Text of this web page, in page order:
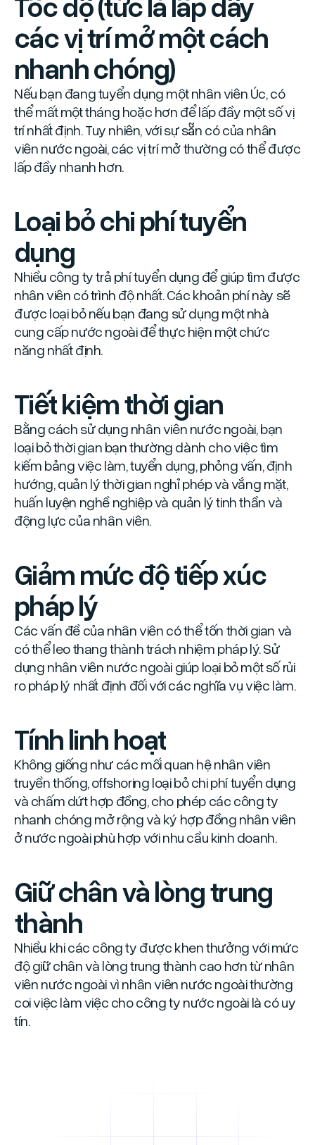
các vị trí mở một cách
nhanh chóng)
Nếu bạn đang tuyển dụng một nhân viên Úc, có
thể mất một tháng hoặc hơn để lấp đầy một số vị
trí nhất định. Tuy nhiên, với sự sẵn có của nhân
viên nước ngoài, các vị trí mở thường có thể được
lấp đầy nhanh hơn.
Loại bỏ chi phí tuyển
dụng
Nhiều công ty trả phí tuyển dụng để giúp tìm được
nhân viên có trình độ nhất. Các khoản phí này sẽ
được loại bỏ nếu bạn đang sử dụng một nhà
cung cấp nước ngoài để thực hiện một chức
năng nhất định.
Tiết kiệm thời gian
Bằng cách sử dụng nhân viên nước ngoài, bạn
loại bỏ thời gian bạn thường dành cho việc tìm
kiếm bảng việc làm, tuyển dụng, phỏng vấn, định
hướng, quản lý thời gian nghỉ phép và vắng mặt,
huấn luyện nghề nghiệp và quản lý tinh thần và
động lực của nhân viên.
Giảm mức độ tiếp xúc
pháp lý
Các vấn đề của nhân viên có thể tốn thời gian và
có thể leo thang thành trách nhiệm pháp lý. Sử
dụng nhân viên nước ngoài giúp loại bỏ một số rủi
ro pháp lý nhất định đối với các nghĩa vụ việc làm.
Tính linh hoạt
Không giống như các mối quan hệ nhân viên
truyền thống, offshoring loại bỏ chi phí tuyển dụng
và chấm dứt hợp đồng, cho phép các công ty
nhanh chóng mở rộng và ký hợp đồng nhân viên
ở nước ngoài phù hợp với nhu cầu kinh doanh.
Giữ chân và lòng trung
thành
Nhiều khi các công ty được khen thưởng với mức
độ giữ chân và lòng trung thành cao hơn từ nhân
viên nước ngoài vì nhân viên nước ngoài thường
coi việc làm việc cho công ty nước ngoài là có uy
tín.